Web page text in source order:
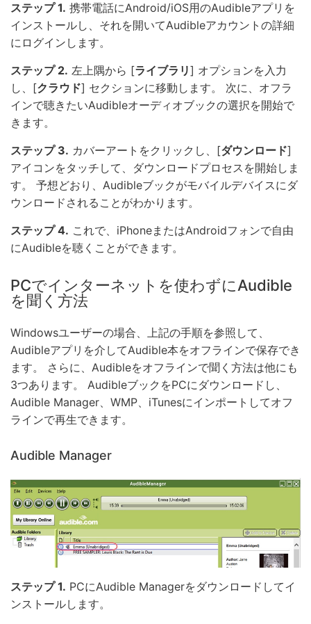
ステップ 1. 携帯電話にAndroid/iOS用のAudibleアプリを
インストールし、それを開いてAudibleアカウントの詳細
にログインします。
ステップ 2. 左上隅から [ライブラリ] オプションを入力
し、[クラウド] セクションに移動します。 次に、オフラ
インで聴きたいAudibleオーディオブックの選択を開始で
きます。
ステップ 3. カバーアートをクリックし、[ダウンロード]
アイコンをタッチして、ダウンロードプロセスを開始しま
す。 予想どおり、Audibleブックがモバイルデバイスにダ
ウンロードされることがわかります。
ステップ 4. これで、iPhoneまたはAndroidフォンで自由
にAudibleを聴くことができます。
PCでインターネットを使わずにAudible
を聞く方法
Windowsユーザーの場合、上記の手順を参照して、
Audibleアプリを介してAudible本をオフラインで保存でき
ます。 さらに、Audibleをオフラインで聞く方法は他にも
3つあります。 AudibleブックをPCにダウンロードし、
Audible Manager、WMP、iTunesにインポートしてオフ
ラインで再生できます。
Audible Manager
ステップ 1. PCにAudible Managerをダウンロードしてイ
ンストールします。